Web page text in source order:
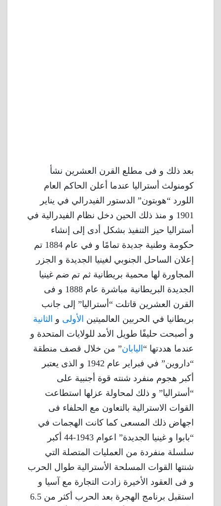
بعد ذلك و فى مطلع القرن العشرين نشأ
كومنولث أستراليا عندما أعلن الحاكم العام
اللورد “هوبتون” الدستور الفيدرالي في يناير
1901 و منذ ذلك الحين دخل نظام الفيدرالية في
أستراليا حيز التنفيذ بشكل أدى إلى إنشاء
حكومة وطنية جديدة تمامًا و في عام 1884 تم
إعلان الساحل الجنوبي لغينيا الجديدة و الجزر
المجاورة لها محمية بريطانية ثم تم ضم غينيا
الجديدة البريطانية مباشرة عام 1888 و فى
القرن العشرين قاتلت “أستراليا” إلى جانب
بريطانيا في الحربين العالميتين الأولى و الثانية
و أصبحت حليفًا طويل الأمد للولايات المتحدة و
عندما هددتها “ اليابان” من خلال قصف منطقة
“داروين” في فبراير عام 1942 و الذى يعتبر
أكبر هجوم منفرد شنته قوة أجنبية على
“أستراليا” و ذلك لمحاولة عزلها استطاعت
القوات الاسترالية بالتعاون مع الحلفاء فى
اجهاض ذلك المسعى كما كانت الهجمات في
“بابوا و غينيا الجديدة” اعوام 1943-44 أكبر
سلسلة منفردة من العمليات المتصلة التي
شنتها القوات المسلحة الأسترالية طوال الحرب
و فى العقود الأخيرة زادت التجارة مع آسيا و
استقبل برنامج الهجرة بعد الحرب أكثر من 6.5